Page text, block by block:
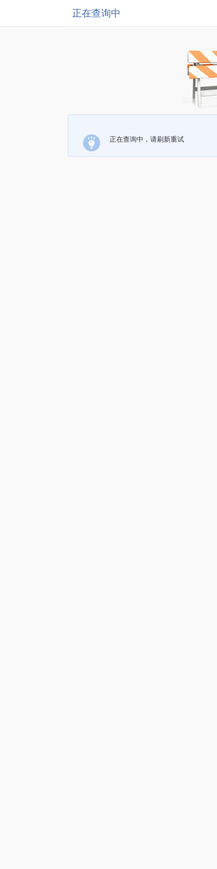
正在查询中
正在查询中，请刷新重试